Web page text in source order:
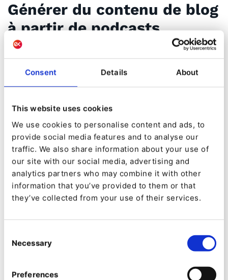
Consent Details About
This website uses cookies
We use cookies to personalise content and ads, to
provide social media features and to analyse our
traffic. We also share information about your use of
our site with our social media, advertising and
analytics partners who may combine it with other
information that you’ve provided to them or that
they’ve collected from your use of their services.
Selection
Necessary
Preferences
Générer du contenu de blog
à partir de podcasts
Améliorer l'accessibilité du
Web avec les balises ALT
automatisées